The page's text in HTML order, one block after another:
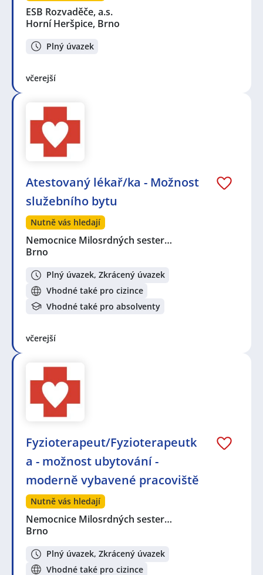
ESB Rozvaděče, a.s.
Horní Heršpice, Brno
Plný úvazek
včerejší
Atestovaný lékař/ka - Možnost
služebního bytu
Nutně vás hledají
Nemocnice Milosrdných sester…
Brno
Plný úvazek, Zkrácený úvazek
Vhodné také pro cizince
Vhodné také pro absolventy
včerejší
Fyzioterapeut/Fyzioterapeutk
a - možnost ubytování -
moderně vybavené pracoviště
Nutně vás hledají
Nemocnice Milosrdných sester…
Brno
Plný úvazek, Zkrácený úvazek
Vhodné také pro cizince